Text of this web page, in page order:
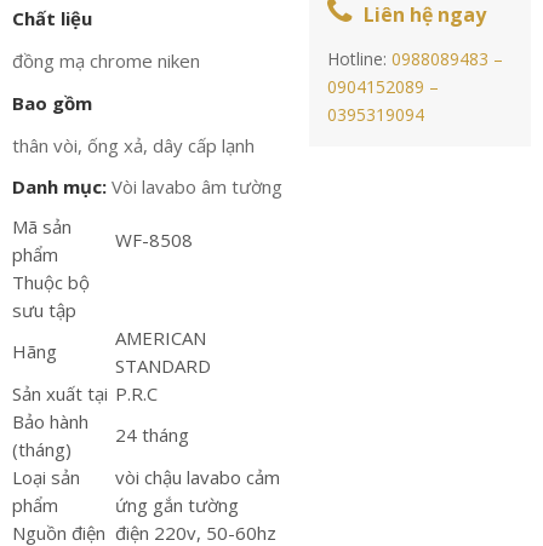
Chất liệu
đồng mạ chrome niken
Bao gồm
thân vòi, ống xả, dây cấp lạnh
Danh mục: Vòi lavabo âm tường
Mã sản
phẩm
WF-8508
Thuộc bộ
sưu tập
Hãng
AMERICAN
STANDARD
Sản xuất tại P.R.C
Bảo hành
(tháng)
24 tháng
Loại sản
phẩm
vòi chậu lavabo cảm
ứng gắn tường
Nguồn điện điện 220v, 50-60hz
Liên hệ ngay
Hotline:0988089483 –
0904152089 –
0395319094